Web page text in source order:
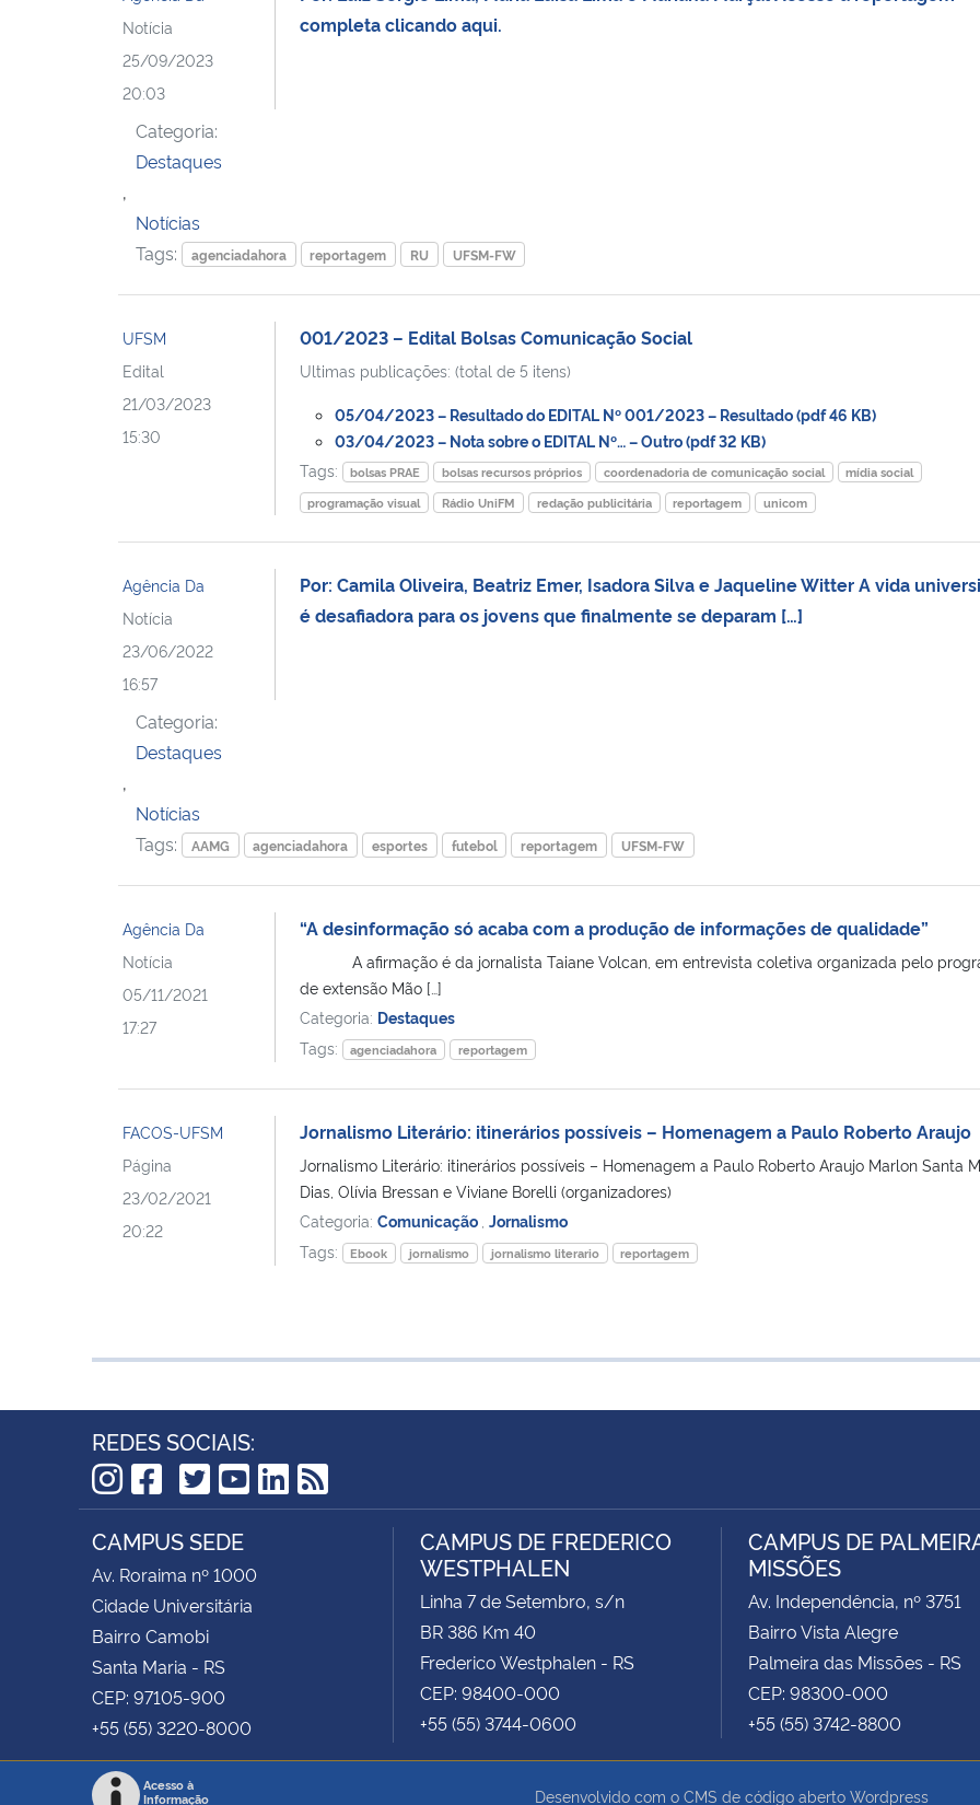
Notícia
25/09/2023
20:03
completa clicando aqui.
Categoria:
Destaques
,
Notícias
Tags:
agenciadahora reportagem RU UFSM-FW
UFSM
Edital
21/03/2023
15:30
001/2023 – Edital Bolsas Comunicação Social
Ultimas publicações: (total de 5 itens)
05/04/2023 – Resultado do EDITAL Nº 001/2023 – Resultado (pdf 46 KB)
03/04/2023 – Nota sobre o EDITAL Nº… – Outro (pdf 32 KB)
Tags:
bolsas PRAE bolsas recursos próprios coordenadoria de comunicação social
mídia social
programação visual
Rádio UniFM redação publicitária reportagem unicom
Agência Da
Notícia
23/06/2022
16:57
Por: Camila Oliveira, Beatriz Emer, Isadora Silva e Jaqueline Witter A vida
é desafiadora para os jovens que finalmente se deparam […]
Categoria:
Destaques
,
Notícias
Tags:
AAMG agenciadahora esportes futebol reportagem UFSM-FW
Agência Da
Notícia
05/11/2021
17:27
“A desinformação só acaba com a produção de informações de qualidade”
A afirmação é da jornalista Taiane Volcan, em entrevista coletiva organizada pelo
de extensão Mão […]
Categoria: Destaques
Tags:
agenciadahora reportagem
FACOS-UFSM
Página
23/02/2021
20:22
Jornalismo Literário: itinerários possíveis – Homenagem a Paulo Roberto Araujo
Jornalismo Literário: itinerários possíveis – Homenagem a Paulo Roberto Araujo Marlon Santa
Dias, Olívia Bressan e Viviane Borelli (organizadores)
Categoria: Comunicação
Jornalismo
Tags:
Ebook jornalismo jornalismo literario reportagem
REDES SOCIAIS:
Instagram
Facebook
TikTok
Twitter
YouTube
LinkedIn
RSS
CAMPUS SEDE
Av. Roraima nº 1000
Cidade Universitária
Bairro Camobi
Santa Maria - RS
CEP: 97105-900
+55 (55) 3220-8000
CAMPUS DE FREDERICO
WESTPHALEN
Linha 7 de Setembro, s/n
BR 386 Km 40
Frederico Westphalen - RS
CEP: 98400-000
+55 (55) 3744-0600
CAMPUS DE
MISSÕES
Av. Independência, nº 3751
Bairro Vista Alegre
Palmeira das Missões - RS
CEP: 98300-000
+55 (55) 3742-8800
Acesso à
Informação
Desenvolvido com o CMS de código aberto Wordpress